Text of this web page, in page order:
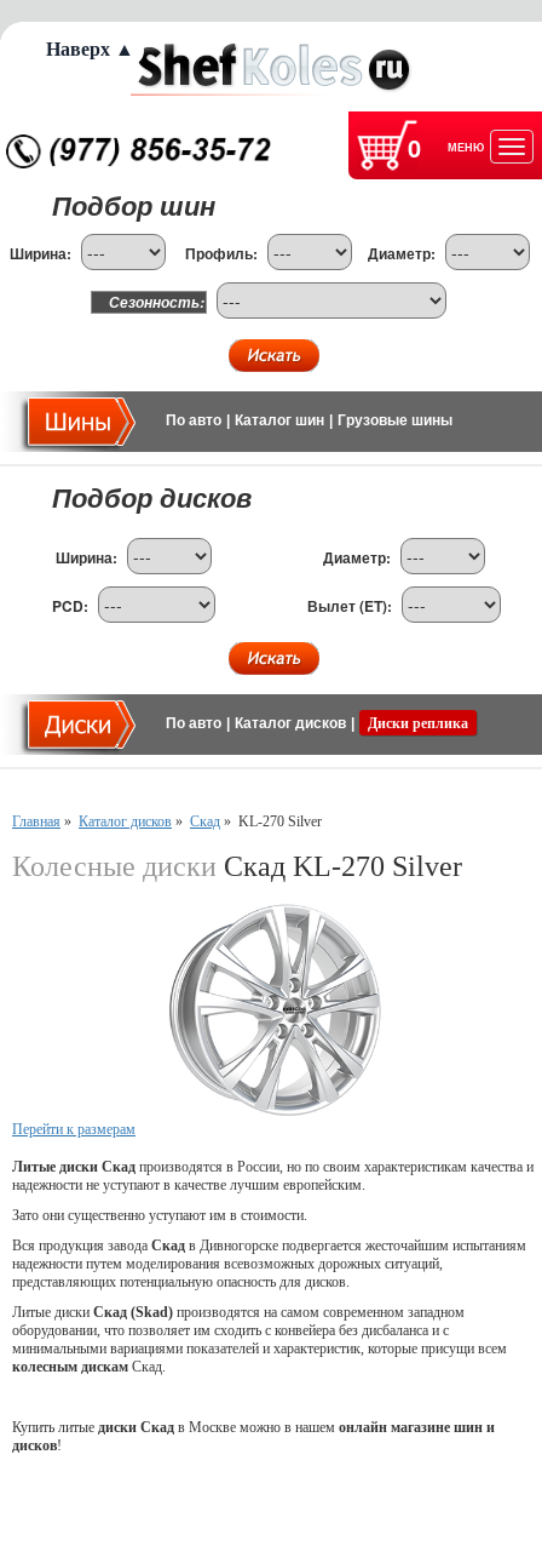
0 МЕНЮ
Подбор шин
Ширина: Профиль: Диаметр:
Сезонность:
По авто Каталог шин Грузовые шины
Подбор дисков
Ширина: Диаметр:
PCD: Вылет (ET):
По авто Каталог дисков Диски реплика
Главная » Каталог дисков » Скад » KL-270 Silver
Колесные диски Скад KL-270 Silver
Перейти к размерам
Литые диски Скад производятся в России, но по своим характеристикам качества и
надежности не уступают в качестве лучшим европейским.
Зато они существенно уступают им в стоимости.
Вся продукция завода Скад в Дивногорске подвергается жесточайшим испытаниям
надежности путем моделирования всевозможных дорожных ситуаций,
представляющих потенциальную опасность для дисков.
Литые диски Скад (Skad) производятся на самом современном западном
оборудовании, что позволяет им сходить с конвейера без дисбаланса и с
минимальными вариациями показателей и характеристик, которые присущи всем
колесным дискам Скад.
Купить литые диски Скад в Москве можно в нашем онлайн магазине шин и
дисков!
Наверх ▲